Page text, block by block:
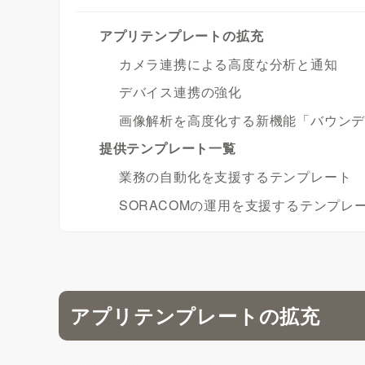
アプリテンプレートの拡充
カメラ連携による高度な分析と通知
デバイス連携の強化
画像解析を高度化する新機能「バウン
提供テンプレート一覧
業務の自動化を支援するテンプレート
SORACOMの運用を支援するテンプレ
アプリテンプレートの拡充